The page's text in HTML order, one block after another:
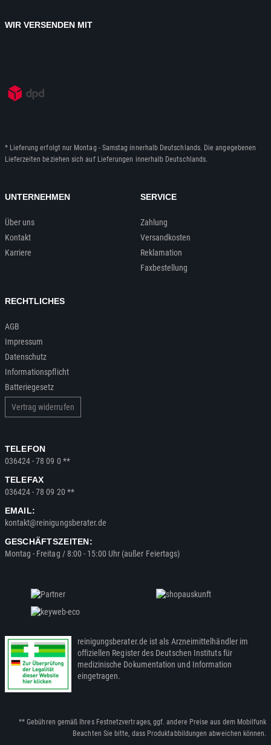
WIR VERSENDEN MIT
* Lieferung erfolgt nur Montag - Samstag innerhalb Deutschlands. Die angegebenen
Lieferzeiten beziehen sich auf Lieferungen innerhalb Deutschlands.
UNTERNEHMEN
Über uns
Kontakt
Karriere
SERVICE
Zahlung
Versandkosten
Reklamation
Faxbestellung
RECHTLICHES
AGB
Impressum
Datenschutz
Informationspflicht
Batteriegesetz
Vertrag widerrufen
TELEFON
036424 - 78 09 0 **
TELEFAX
036424 - 78 09 20 **
EMAIL:
kontakt@reinigungsberater.de
GESCHÄFTSZEITEN:
Montag - Freitag / 8:00 - 15:00 Uhr (außer Feiertags)
reinigungsberater.de ist als Arzneimittelhändler im
offiziellen Register des Deutschen Instituts für
medizinische Dokumentation und Information
eingetragen.
** Gebühren gemäß Ihres Festnetzvertrages, ggf. andere Preise aus dem Mobilfunk
Beachten Sie bitte, dass Produktabbildungen abweichen können.